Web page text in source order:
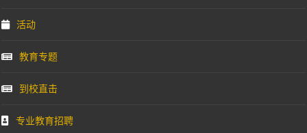
活动
教育专题
到校直击
专业教育招聘